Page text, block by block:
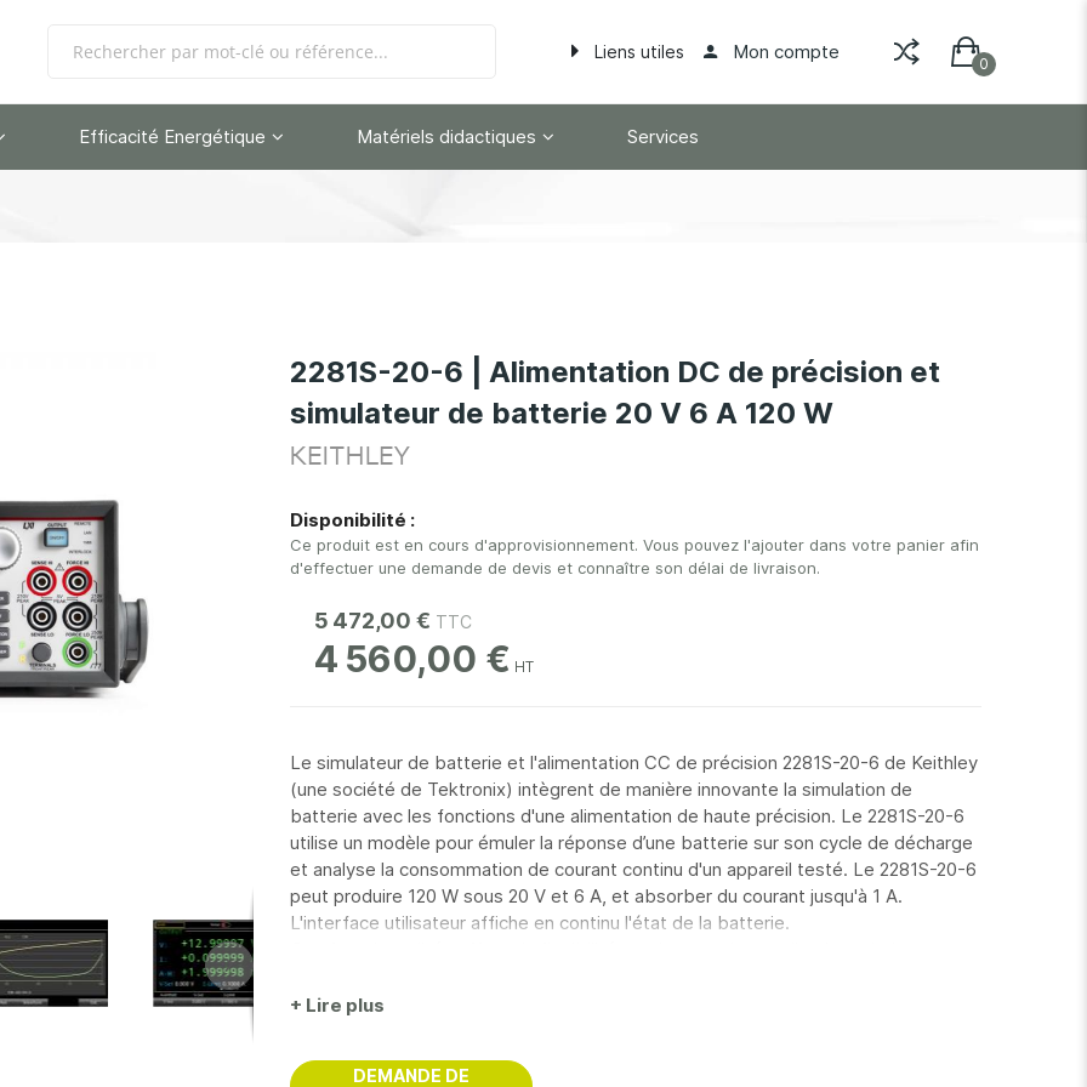
Liens utiles Mon compte
Efficacité Energétique Matériels didactiques Services
2281S-20-6 | Alimentation DC de précision et
simulateur de batterie 20 V 6 A 120 W
KEITHLEY
Disponibilité :
Ce produit est en cours d'approvisionnement. Vous pouvez l'ajouter dans votre panier afin
d'effectuer une demande de devis et connaître son délai de livraison.
5 472,00 €
4 560,00 €
Le simulateur de batterie et l'alimentation CC de précision 2281S-20-6 de Keithley
(une société de Tektronix) intègrent de manière innovante la simulation de
batterie avec les fonctions d'une alimentation de haute précision. Le 2281S-20-6
utilise un modèle pour émuler la réponse d’une batterie sur son cycle de décharge
et analyse la consommation de courant continu d'un appareil testé. Le 2281S-20-6
peut produire 120 W sous 20 V et 6 A, et absorber du courant jusqu'à 1 A.
L'interface utilisateur affiche en continu l'état de la batterie.
mode liste, des déclencheurs et d'autres fonctions d'optimisation de la vitesse
+ Lire plus
DEMANDE DE